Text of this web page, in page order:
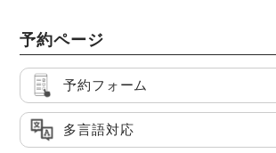
予約ページ
予約フォーム
多言語対応